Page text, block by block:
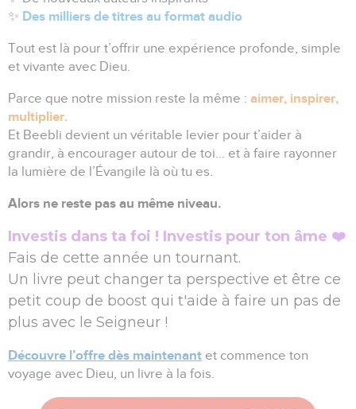
✨ Des milliers de titres au format audio
Tout est là pour t’offrir une expérience profonde, simple
et vivante avec Dieu.
Parce que notre mission reste la même : aimer, inspirer,
multiplier.
Et Beebli devient un véritable levier pour t’aider à
grandir, à encourager autour de toi… et à faire rayonner
la lumière de l’Évangile là où tu es.
Alors ne reste pas au même niveau.
Investis dans ta foi ! Investis pour ton âme ❤️
Fais de cette année un tournant.
Un livre peut changer ta perspective et être ce
petit coup de boost qui t'aide à faire un pas de
plus avec le Seigneur !
Découvre l’offre dès maintenant et commence ton
voyage avec Dieu, un livre à la fois.